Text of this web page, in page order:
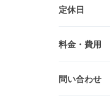
定休日
料金・費用
問い合わせ